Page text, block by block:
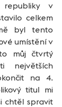
v
celkem
byl tento
umístění v
můj čtvrtý
největších
na 4.
titul mi
chtěl spravit